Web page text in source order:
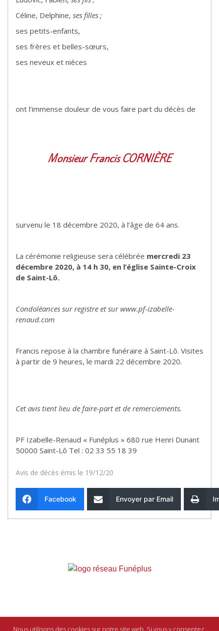
Céline, Delphine, ses filles ;
ses petits-enfants,
ses frères et belles-sœurs,
ses neveux et nièces
ont l’immense douleur de vous faire part du décès de
Monsieur Francis CORNIÈRE
survenu le 18 décembre 2020, à l’âge de 64 ans.
La cérémonie religieuse sera célébrée mercredi 23
décembre 2020, à 14 h 30, en l’église Sainte-Croix
de Saint-Lô.
Condoléances sur registre et sur www.pf-izabelle-
renaud.com
Francis repose à la chambre funéraire à Saint-Lô. Visites
à partir de 9 heures, le mardi 22 décembre 2020.
Cet avis tient lieu de faire-part et de remerciements.
PF Izabelle-Renaud « Funéplus » 680 rue Henri Dunant
50000 Saint-Lô Tel : 02 33 55 18 39
Avis de décès émis le 19/12/20
Facebook Envoyer par Email
au réseauFunéplus
Nous utilisons des cookies sur notre site web. Si vous y consentez,